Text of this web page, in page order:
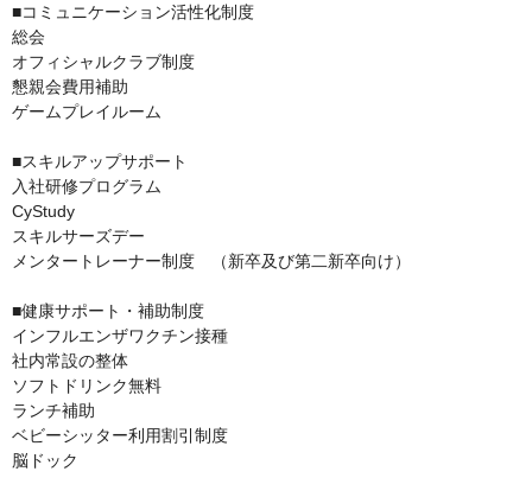
■コミュニケーション活性化制度
総会
オフィシャルクラブ制度
懇親会費用補助
ゲームプレイルーム
■スキルアップサポート
入社研修プログラム
CyStudy
スキルサーズデー
メンタートレーナー制度　（新卒及び第二新卒向け）
■健康サポート・補助制度
インフルエンザワクチン接種
社内常設の整体
ソフトドリンク無料
ランチ補助
ベビーシッター利用割引制度
脳ドック